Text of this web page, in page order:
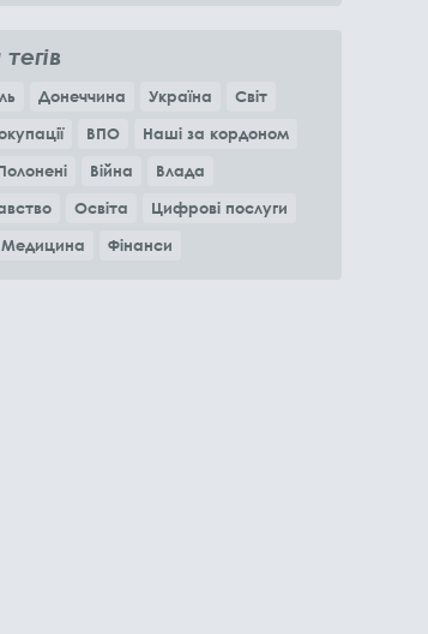
Донеччина Україна
Світ
ВПО
Наші за кордоном
Війна
Влада
Освіта
Цифрові послуги
Медицина Фінанси